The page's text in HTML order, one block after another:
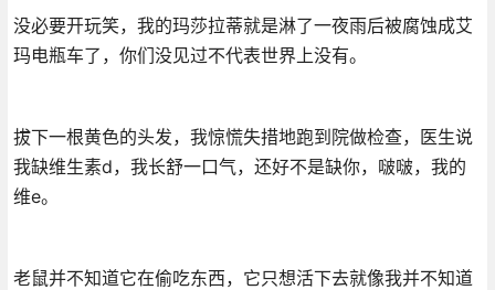
没必要开玩笑，我的玛莎拉蒂就是淋了一夜雨后被腐蚀成艾
玛电瓶车了，你们没见过不代表世界上没有。
拔下一根黄色的头发，我惊慌失措地跑到院做检查，医生说
我缺维生素d，我长舒一口气，还好不是缺你，啵啵，我的
维e。
老鼠并不知道它在偷吃东西，它只想活下去就像我并不知道